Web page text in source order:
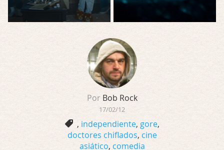
PorBob Rock
17/02/12
, independiente, gore,
doctores chiflados, cine
asiático, comedia